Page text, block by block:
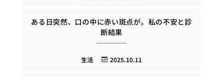
ある日突然、口の中に赤い斑点が。私の不安と診
断結果
2025.10.11
生活